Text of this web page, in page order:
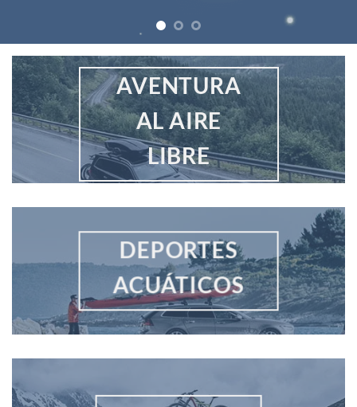
AVENTURA
AL AIRE
LIBRE
DEPORTES
ACUÁTICOS